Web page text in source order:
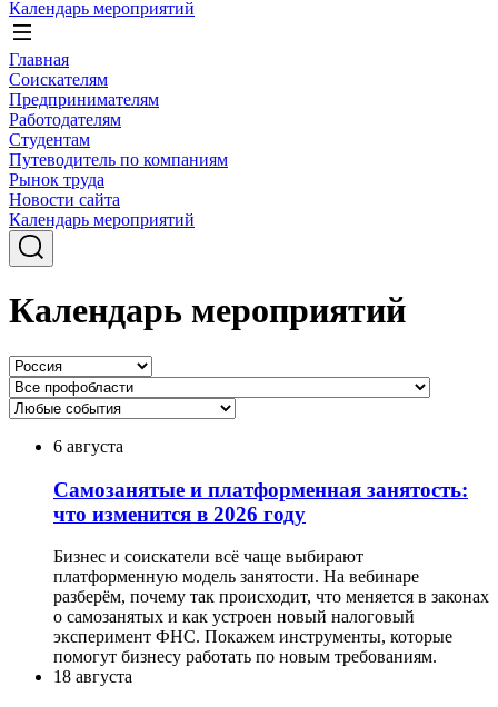
Календарь мероприятий
Главная
Соискателям
Предпринимателям
Работодателям
Студентам
Путеводитель по компаниям
Рынок труда
Новости сайта
Календарь мероприятий
Календарь мероприятий
6 августа
Самозанятые и платформенная занятость:
что изменится в 2026 году
Бизнес и соискатели всё чаще выбирают
платформенную модель занятости. На вебинаре
разберём, почему так происходит, что меняется в законах
о самозанятых и как устроен новый налоговый
эксперимент ФНС. Покажем инструменты, которые
помогут бизнесу работать по новым требованиям.
18 августа